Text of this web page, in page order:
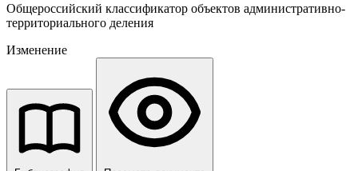
Общероссийский классификатор объектов административно-
территориального деления
Изменение